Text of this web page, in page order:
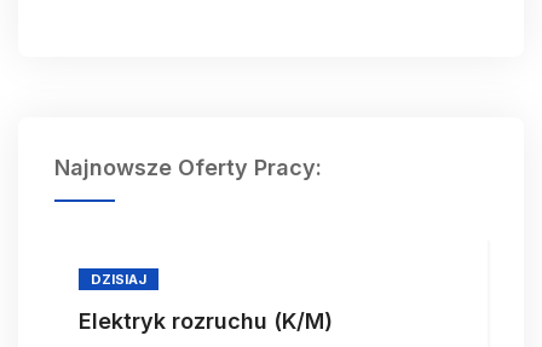
Najnowsze Oferty Pracy:
DZISIAJ
Elektryk rozruchu (K/M)